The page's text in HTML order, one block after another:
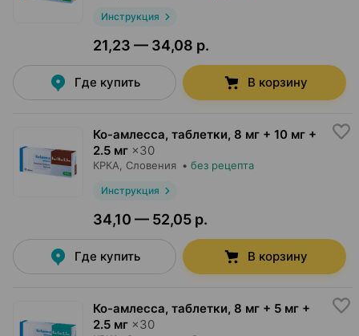
Инструкция
21,23 — 34,08 р.
Где купить В корзину
Ко-амлесса, таблетки, 8 мг + 10 мг +
2.5 мг ×30
КРКА , Словения • без рецепта
Инструкция
34,10 — 52,05 р.
Где купить В корзину
Ко-амлесса, таблетки, 8 мг + 5 мг +
2.5 мг ×30